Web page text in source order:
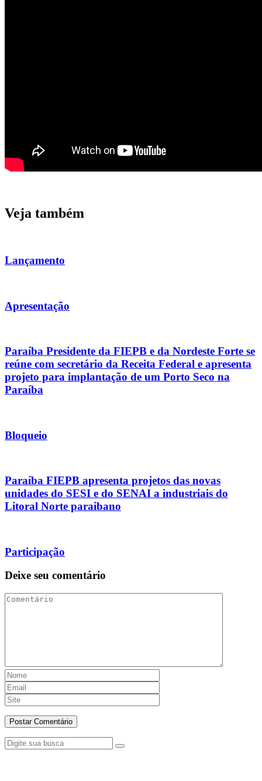
Veja também
Lançamento
Apresentação
Paraíba Presidente da FIEPB e da Nordeste Forte se
reúne com secretário da Receita Federal e apresenta
projeto para implantação de um Porto Seco na
Paraíba
Bloqueio
Paraíba FIEPB apresenta projetos das novas
unidades do SESI e do SENAI a industriais do
Litoral Norte paraibano
Participação
Deixe seu comentário